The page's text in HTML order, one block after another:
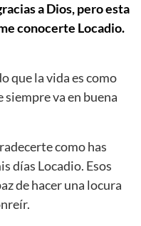
a Dios, pero esta
conocerte Locadio.
que la vida es como
siempre va en buena
como has
días Locadio. Esos
de hacer una locura